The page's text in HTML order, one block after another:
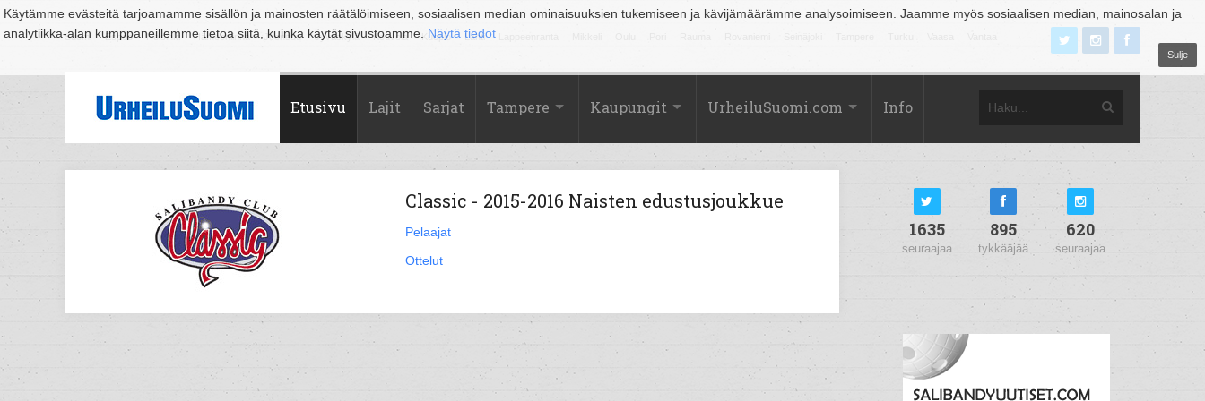
Käytämme evästeitä tarjoamamme sisällön ja mainosten räätälöimiseen, sosiaalisen median ominaisuuksien tukemiseen ja kävijämäärämme analysoimiseen. Jaamme myös sosiaalisen median, mainosalan ja
analytiikka-alan kumppaneillemme tietoa siitä, kuinka käytät sivustoamme. Näytä tiedot
Sulje
Suomi Espoo Helsinki Hämeenlinna Joensuu Jyväskylä Kouvola Kuopio Lahti
Etusivu Lajit Sarjat Tampere Kaupungit UrheiluSuomi.com Info
Classic - 2015-2016 Naisten edustusjoukkue
Pelaajat
Ottelut
1635
seuraajaa
895
tykkääjää
620
seuraajaa